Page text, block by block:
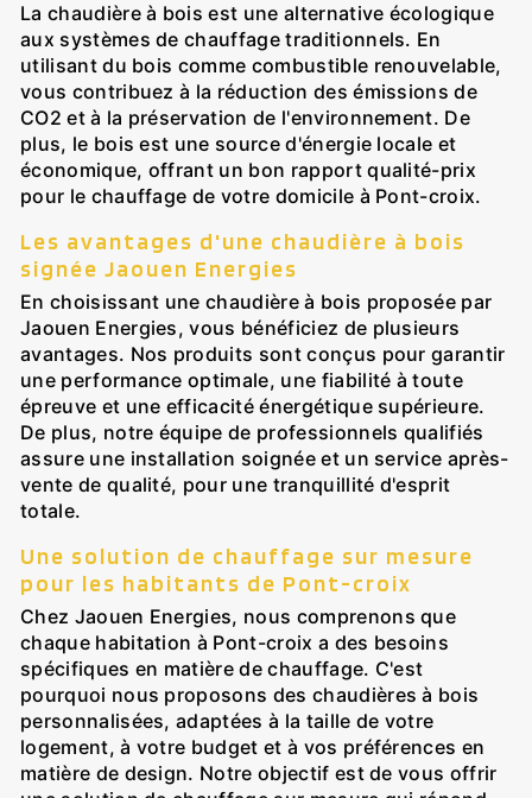
La chaudière à bois est une alternative écologique
aux systèmes de chauffage traditionnels. En
utilisant du bois comme combustible renouvelable,
vous contribuez à la réduction des émissions de
CO2 et à la préservation de l'environnement. De
plus, le bois est une source d'énergie locale et
économique, offrant un bon rapport qualité-prix
pour le chauffage de votre domicile à Pont-croix.
Les avantages d'une chaudière à bois
signée Jaouen Energies
En choisissant une chaudière à bois proposée par
Jaouen Energies, vous bénéficiez de plusieurs
avantages. Nos produits sont conçus pour garantir
une performance optimale, une fiabilité à toute
épreuve et une efficacité énergétique supérieure.
De plus, notre équipe de professionnels qualifiés
assure une installation soignée et un service après-
vente de qualité, pour une tranquillité d'esprit
totale.
Une solution de chauffage sur mesure
pour les habitants de Pont-croix
Chez Jaouen Energies, nous comprenons que
chaque habitation à Pont-croix a des besoins
spécifiques en matière de chauffage. C'est
pourquoi nous proposons des chaudières à bois
personnalisées, adaptées à la taille de votre
logement, à votre budget et à vos préférences en
matière de design. Notre objectif est de vous offrir